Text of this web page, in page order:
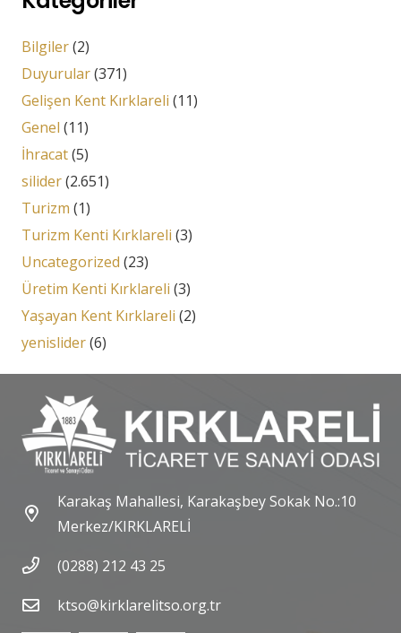
Bilgiler(2)
Duyurular(371)
Gelişen Kent Kırklareli (11)
Genel (11)
İhracat(5)
silider(2.651)
Turizm (1)
Turizm Kenti Kırklareli (3)
Uncategorized (23)
Üretim Kenti Kırklareli (3)
Yaşayan Kent Kırklareli (2)
yenislider(6)
Karakaş Mahallesi, Karakaşbey Sokak No.:10
Merkez/KIRKLARELİ
(0288) 212 43 25
ktso@kirklarelitso.org.tr